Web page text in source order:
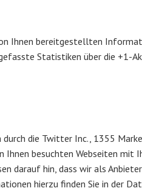
Ihnen bereitgestellten
Statistiken über die +1-
durch die Twitter Inc., 1355
Ihnen besuchten Webseiten
darauf hin, dass wir als
hierzu finden Sie in der